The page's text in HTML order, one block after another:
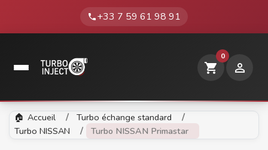
phone+33 7 59 61 98 91
shopping_cart
0

Accueil
Turbo échange standard
Turbo NISSAN
Turbo NISSAN Primastar